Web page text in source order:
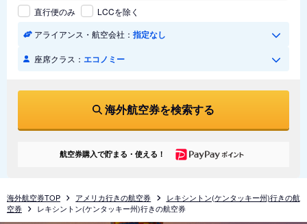
直行便のみ
LCCを除く
アライアンス・航空会社： 指定なし
座席クラス： エコノミー
海外航空券を検索する
航空券購入で貯まる・使える！
海外航空券TOP アメリカ行きの航空券
レキシントン(ケンタッキー州)行きの航
空券
レキシントン(ケンタッキー州)行きの航空券